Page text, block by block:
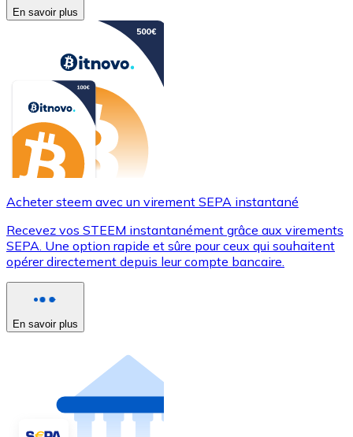
En savoir plus
Acheter steem avec un virement SEPA instantané
Recevez vos STEEM instantanément grâce aux virements
SEPA. Une option rapide et sûre pour ceux qui souhaitent
opérer directement depuis leur compte bancaire.
En savoir plus